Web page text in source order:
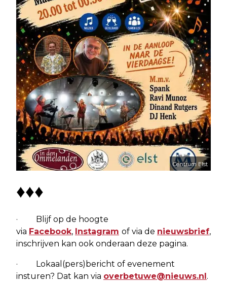
Centrum Elst
♦♦♦
· Blijf op de hoogte
via Facebook, Instagram of via de nieuwsbrief,
inschrijven kan ook onderaan deze pagina.
· Lokaal(pers)bericht of evenement
insturen? Dat kan via overbetuwe@nieuws.nl .